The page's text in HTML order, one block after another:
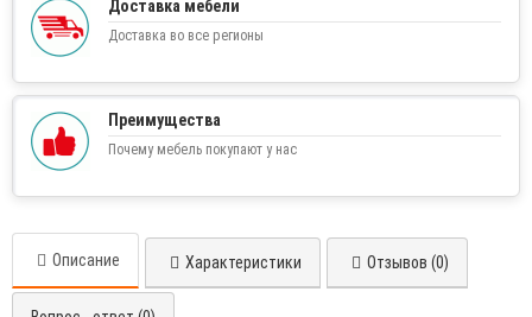
Доставка мебели
Доставка во все регионы
Преимущества
Почему мебель покупают у нас
Описание Характеристики Отзывов (0)